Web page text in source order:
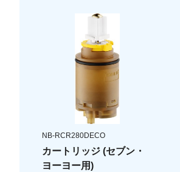
NB-RCR280DECO
カートリッジ (セブン・
ヨーヨー用)